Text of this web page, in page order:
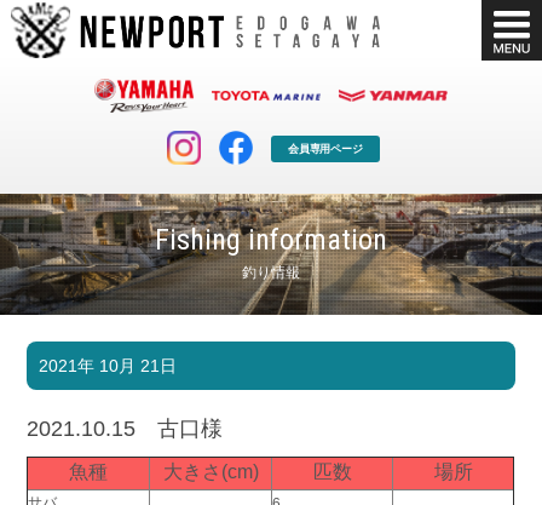
会員専用ページ
Fishing information
釣り情報
マリンクラブ
マリンライフを堪能したい！
ボート販売
ボート免許
長年の実績と信頼！
店舗情報 公式ブログ
2021年 10月 21日
2021.10.15 古口様
魚種 大きさ(cm) 匹数 場所